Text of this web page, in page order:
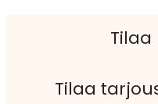
Tilaa
Tilaa